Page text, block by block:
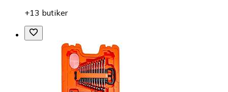
+13 butiker